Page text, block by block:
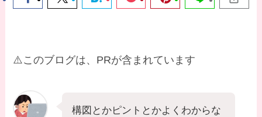
⚠️このブログは、PRが含まれています
構図とかピントとかよくわからな